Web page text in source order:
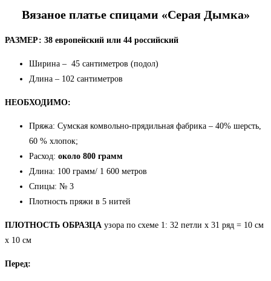
Вязаное платье спицами «Серая Дымка»
РАЗМЕР: 38 европейский или 44 российский
Ширина – 45 сантиметров (подол)
Длина – 102 сантиметров
НЕОБХОДИМО:
Пряжа: Сумская комвольно-прядильная фабрика – 40% шерсть,
60 % хлопок;
Расход: около 800 грамм
Длина: 100 грамм/ 1 600 метров
Спицы: № 3
Плотность пряжи в 5 нитей
ПЛОТНОСТЬ ОБРАЗЦА узора по схеме 1: 32 петли х 31 ряд = 10 см
х 10 см
Перед: